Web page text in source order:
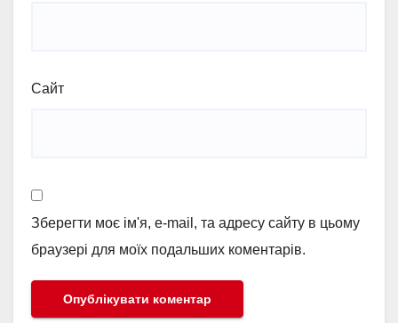
Сайт
Зберегти моє ім'я, e-mail, та адресу сайту в цьому
браузері для моїх подальших коментарів.